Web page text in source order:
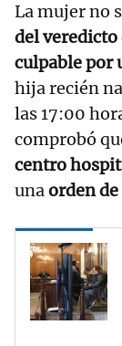
La mujer no
del veredicto
culpable por
hija recién
las 17:00
comprobó
centro
unaorden de